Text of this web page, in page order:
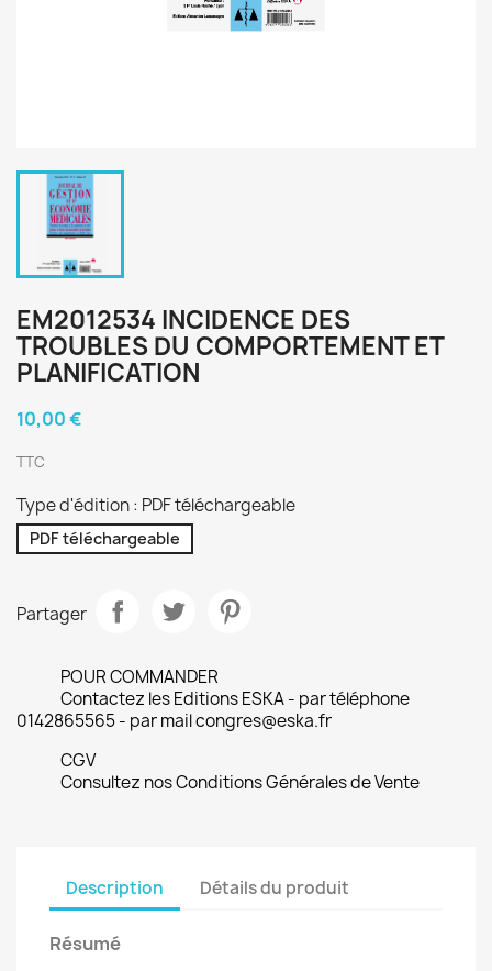
EM2012534 INCIDENCE DES
TROUBLES DU COMPORTEMENT ET
PLANIFICATION
10,00 €
TTC
Type d'édition : PDF téléchargeable
PDF téléchargeable
Partager
POUR COMMANDER
Contactez les Editions ESKA - par téléphone
0142865565 - par mail congres@eska.fr
CGV
Consultez nos Conditions Générales de Vente
Description Détails du produit
Résumé